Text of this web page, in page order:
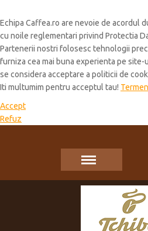
Echipa Caffea.ro are nevoie de acordul
cu noile reglementari privind Protectia
Partenerii nostri folosesc tehnologii
furniza cea mai buna experienta pe
se considera acceptare a politicii de
Iti multumim pentru acceptul tau!
Accept
Refuz